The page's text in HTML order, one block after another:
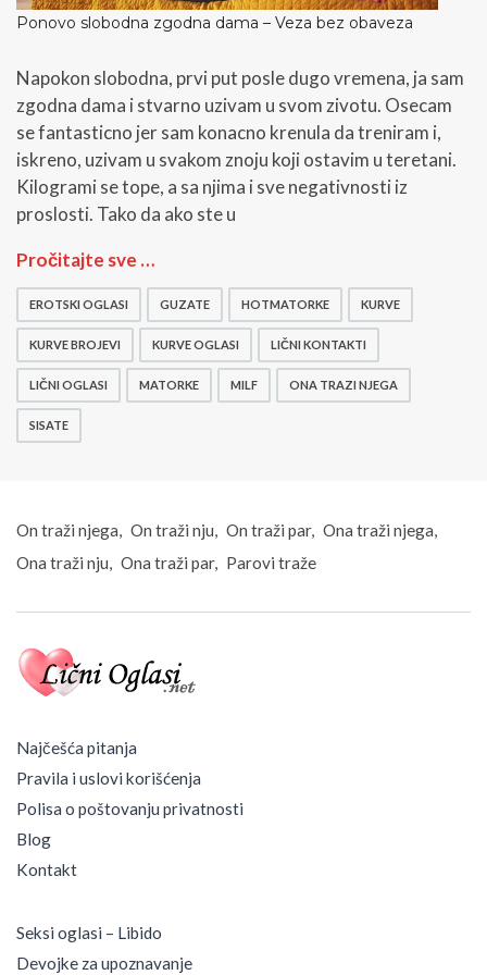
o
j
e
i
v
r
s
t
p
e
i
a
Ponovo slobodna zgodna dama – Veza bez obaveza
Napokon slobodna, prvi put posle dugo vremena, ja sam
zgodna dama i stvarno uzivam u svom zivotu. Osecam
se fantasticno jer sam konacno krenula da treniram i,
iskreno, uzivam u svakom znoju koji ostavim u teretani.
Kilogrami se tope, a sa njima i sve negativnosti iz
proslosti. Tako da ako ste u
P
o
o
l
n
a
z
o
n
a
m
a
–
V
z
a
z
o
Pročitajte sve …
EROTSKI OGLASI GUZATE HOTMATORKE KURVE
KURVE BROJEVI KURVE OGLASI LIČNI KONTAKTI
LIČNI OGLASI MATORKE MILF ONA TRAZI NJEGA
SISATE
On traži njega On traži nju On traži par
Ona traži njega
Ona traži nju
Ona traži par Parovi traže
Najčešća pitanja
Pravila i uslovi korišćenja
Polisa o poštovanju privatnosti
Blog
Kontakt
Seksi oglasi – Libido
Devojke za upoznavanje